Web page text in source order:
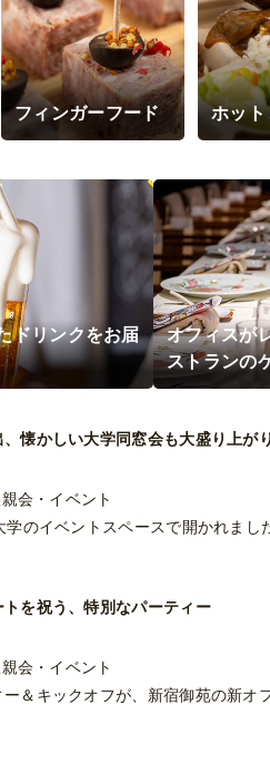
フィンガーフード ホット
ドリンクをお届
オフィスが
ストランの
懐かしい大学同窓会も大盛り上がり
会・イベント
を祝う、特別なパーティー
会・イベント